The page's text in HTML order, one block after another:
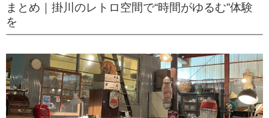
まとめ｜掛川のレトロ空間で“時間がゆるむ”体験
を